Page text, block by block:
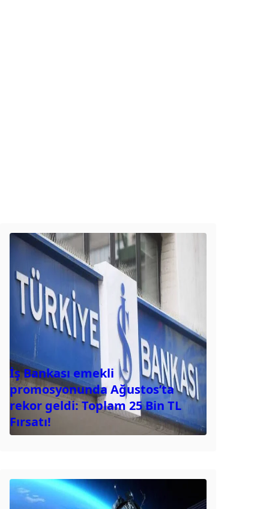
İş Bankası emekli
promosyonunda Ağustos’ta
rekor geldi: Toplam 25 Bin TL
Fırsatı!